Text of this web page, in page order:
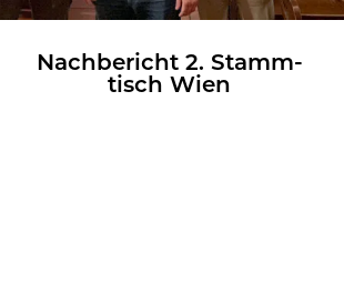
Nach­be­richt 2. Stamm­
tisch Wien